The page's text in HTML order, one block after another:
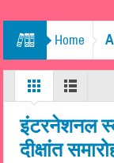
Home
इंटरनेशनल
दीक्षांत